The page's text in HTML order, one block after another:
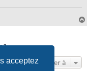
acceptez
1
Aller à